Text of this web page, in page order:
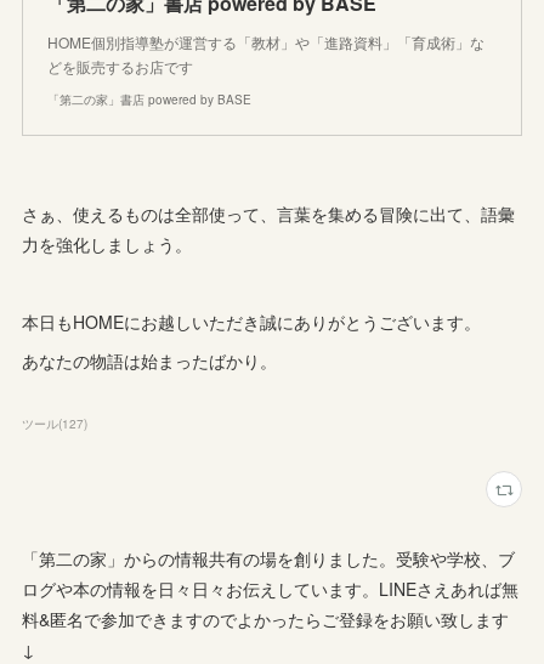
HOME個別指導塾が運営する「教材」や「進路資料」「育成術」な
どを販売するお店です
「第二の家」書店 powered by BASE
さぁ、使えるものは全部使って、言葉を集める冒険に出て、語彙
力を強化しましょう。
本日もHOMEにお越しいただき誠にありがとうございます。
あなたの物語は始まったばかり。
ツール(127)
「第二の家」からの情報共有の場を創りました。受験や学校、ブ
ログや本の情報を日々日々お伝えしています。LINEさえあれば無
料&匿名で参加できますのでよかったらご登録をお願い致します
↓